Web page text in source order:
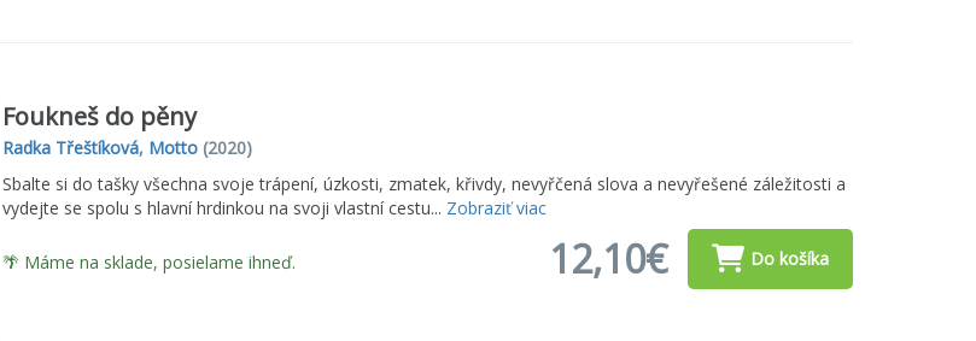
Foukneš do pěny
Radka Třeštíková, Motto(2020)
Sbalte si do tašky všechna svoje trápení, úzkosti, zmatek, křivdy, nevyřčená slova a nevyřešené záležitosti a
vydejte se spolu s hlavní hrdinkou na svoji vlastní cestu... Zobraziť viac
🌴 Máme na sklade, posielame ihneď. 12,10€ Do košíka